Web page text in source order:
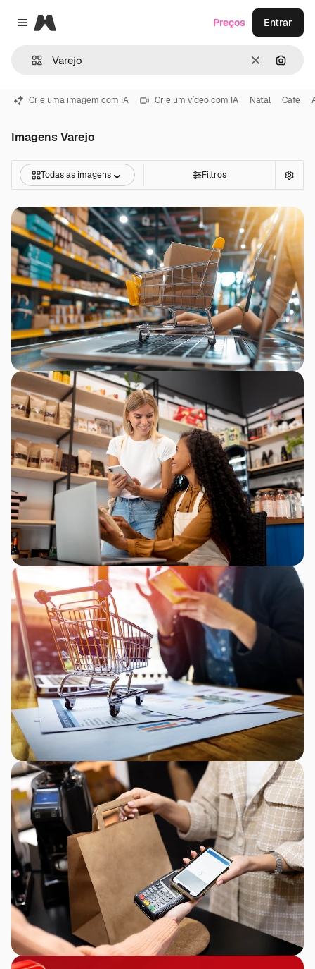
Close menu
Magnific
Limpar
Preços Entrar
Crie uma imagem com IA Crie um vídeo com IA Natal Cafe
Imagens Varejo
Todas as imagens Filtros